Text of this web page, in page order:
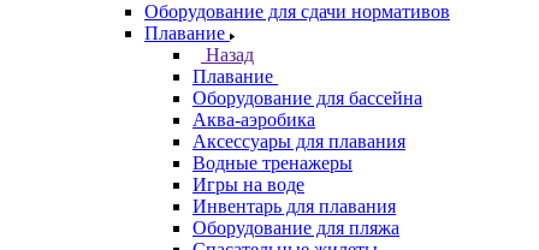
Оборудование для сдачи нормативов
Плавание
Назад
Плавание
Оборудование для бассейна
Аква-аэробика
Аксессуары для плавания
Водные тренажеры
Игры на воде
Инвентарь для плавания
Оборудование для пляжа